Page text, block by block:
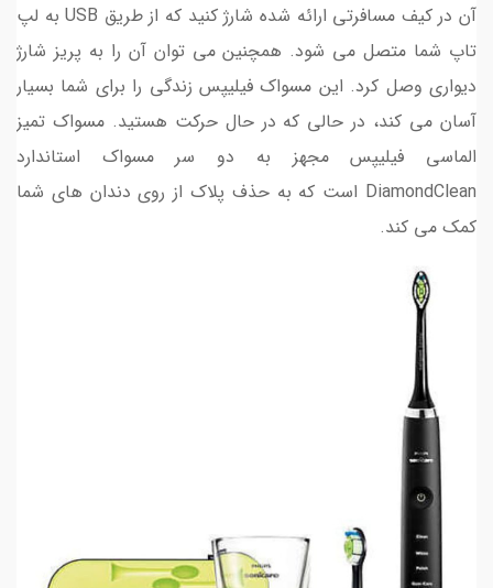
آن در کیف مسافرتی ارائه شده شارژ کنید که از طریق USB به لپ
تاپ شما متصل می شود. همچنین می توان آن را به پریز شارژ
دیواری وصل کرد. این مسواک فیلیپس زندگی را برای شما بسیار
آسان می کند، در حالی که در حال حرکت هستید. مسواک تمیز
الماسی فیلیپس مجهز به دو سر مسواک استاندارد
DiamondClean است که به حذف پلاک از روی دندان های شما
کمک می کند.